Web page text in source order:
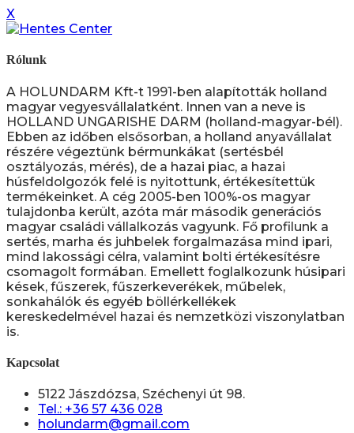
X
Rólunk
A HOLUNDARM Kft-t 1991-ben alapították holland
magyar vegyesvállalatként. Innen van a neve is
HOLLAND UNGARISHE DARM (holland-magyar-bél).
Ebben az időben elsősorban, a holland anyavállalat
részére végeztünk bérmunkákat (sertésbél
osztályozás, mérés), de a hazai piac, a hazai
húsfeldolgozók felé is nyitottunk, értékesítettük
termékeinket. A cég 2005-ben 100%-os magyar
tulajdonba került, azóta már második generációs
magyar családi vállalkozás vagyunk. Fő profilunk a
sertés, marha és juhbelek forgalmazása mind ipari,
mind lakossági célra, valamint bolti értékesítésre
csomagolt formában. Emellett foglalkozunk húsipari
kések, fűszerek, fűszerkeverékek, műbelek,
sonkahálók és egyéb böllérkellékek
kereskedelmével hazai és nemzetközi viszonylatban
is.
Kapcsolat
5122 Jászdózsa, Széchenyi út 98.
Tel.: +36 57 436 028
holundarm@gmail.com